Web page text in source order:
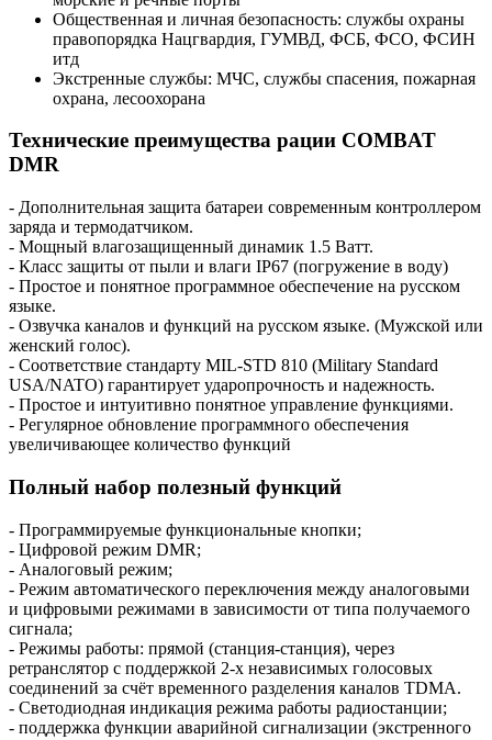
Общественная и личная безопасность: службы охраны
правопорядка Нацгвардия, ГУМВД, ФСБ, ФСО, ФСИН
итд
Экстренные службы: МЧС, службы спасения, пожарная
охрана, лесоохорана
Технические преимущества рации COMBAT
DMR
- Дополнительная защита батареи современным контроллером
заряда и термодатчиком.
- Мощный влагозащищенный динамик 1.5 Ватт.
- Класс защиты от пыли и влаги IP67 (погружение в воду)
- Простое и понятное программное обеспечение на русском
языке.
- Озвучка каналов и функций на русском языке. (Мужской или
женский голос).
- Соответствие стандарту MIL-STD 810 (Military Standard
USA/NATO) гарантирует ударопрочность и надежность.
- Простое и интуитивно понятное управление функциями.
- Регулярное обновление программного обеспечения
увеличивающее количество функций
Полный набор полезный функций
- Программируемые функциональные кнопки;
- Цифровой режим DMR;
- Аналоговый режим;
- Режим автоматического переключения между аналоговыми
и цифровыми режимами в зависимости от типа получаемого
сигнала;
- Режимы работы: прямой (станция-станция), через
ретранслятор с поддержкой 2-х независимых голосовых
соединений за счёт временного разделения каналов TDMA.
- Светодиодная индикация режима работы радиостанции;
- поддержка функции аварийной сигнализации (экстренного